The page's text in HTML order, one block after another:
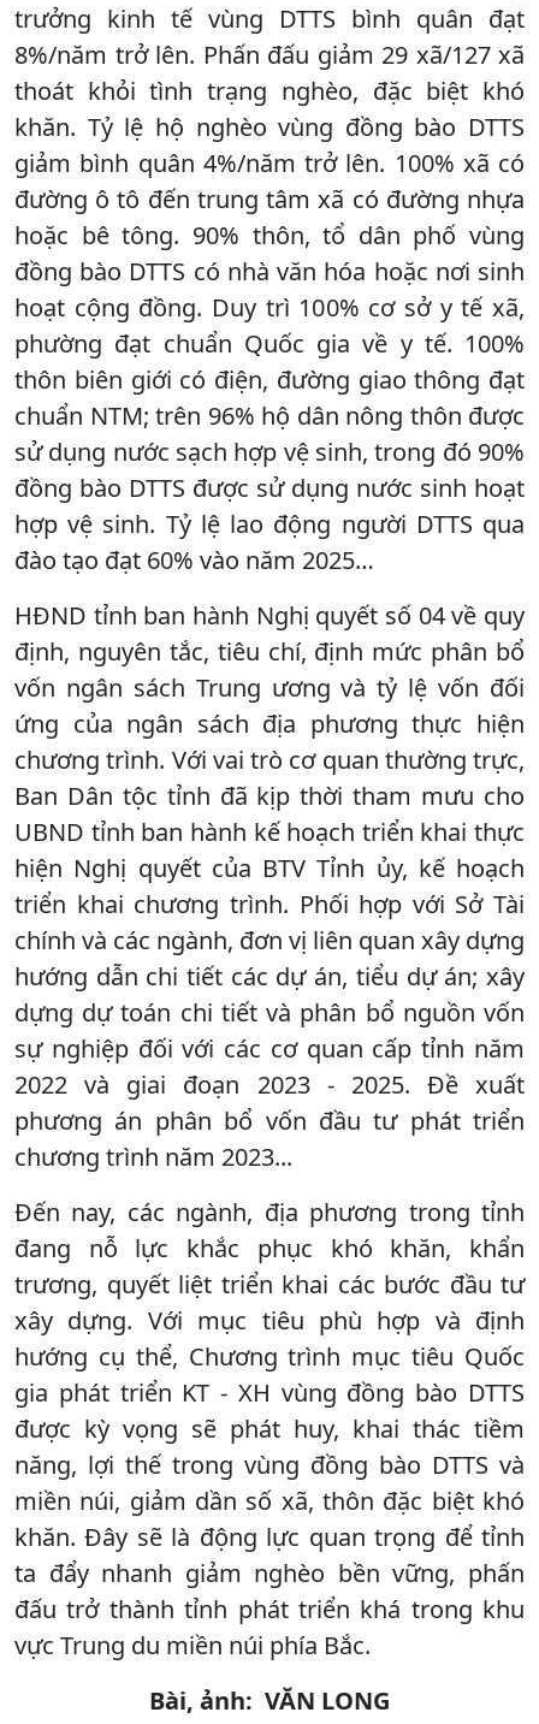
trưởng kinh tế vùng DTTS bình quân đạt
8%/năm trở lên. Phấn đấu giảm 29 xã/127 xã
thoát khỏi tình trạng nghèo, đặc biệt khó
khăn. Tỷ lệ hộ nghèo vùng đồng bào DTTS
giảm bình quân 4%/năm trở lên. 100% xã có
đường ô tô đến trung tâm xã có đường nhựa
hoặc bê tông. 90% thôn, tổ dân phố vùng
đồng bào DTTS có nhà văn hóa hoặc nơi sinh
hoạt cộng đồng. Duy trì 100% cơ sở y tế xã,
phường đạt chuẩn Quốc gia về y tế. 100%
thôn biên giới có điện, đường giao thông đạt
chuẩn NTM; trên 96% hộ dân nông thôn được
sử dụng nước sạch hợp vệ sinh, trong đó 90%
đồng bào DTTS được sử dụng nước sinh hoạt
hợp vệ sinh. Tỷ lệ lao động người DTTS qua
đào tạo đạt 60% vào năm 2025…
HĐND tỉnh ban hành Nghị quyết số 04 về quy
định, nguyên tắc, tiêu chí, định mức phân bổ
vốn ngân sách Trung ương và tỷ lệ vốn đối
ứng của ngân sách địa phương thực hiện
chương trình. Với vai trò cơ quan thường trực,
Ban Dân tộc tỉnh đã kịp thời tham mưu cho
UBND tỉnh ban hành kế hoạch triển khai thực
hiện Nghị quyết của BTV Tỉnh ủy, kế hoạch
triển khai chương trình. Phối hợp với Sở Tài
chính và các ngành, đơn vị liên quan xây dựng
hướng dẫn chi tiết các dự án, tiểu dự án; xây
dựng dự toán chi tiết và phân bổ nguồn vốn
sự nghiệp đối với các cơ quan cấp tỉnh năm
2022 và giai đoạn 2023 - 2025. Đề xuất
phương án phân bổ vốn đầu tư phát triển
chương trình năm 2023...
Đến nay, các ngành, địa phương trong tỉnh
đang nỗ lực khắc phục khó khăn, khẩn
trương, quyết liệt triển khai các bước đầu tư
xây dựng. Với mục tiêu phù hợp và định
hướng cụ thể, Chương trình mục tiêu Quốc
gia phát triển KT - XH vùng đồng bào DTTS
được kỳ vọng sẽ phát huy, khai thác tiềm
năng, lợi thế trong vùng đồng bào DTTS và
miền núi, giảm dần số xã, thôn đặc biệt khó
khăn. Đây sẽ là động lực quan trọng để tỉnh
ta đẩy nhanh giảm nghèo bền vững, phấn
đấu trở thành tỉnh phát triển khá trong khu
vực Trung du miền núi phía Bắc.
Bài, ảnh: VĂN LONG